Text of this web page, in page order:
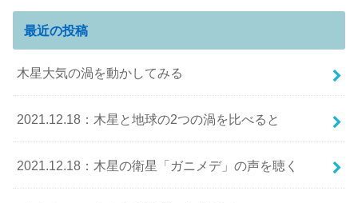
最近の投稿
木星大気の渦を動かしてみる
2021.12.18：木星と地球の2つの渦を比べると
2021.12.18：木星の衛星「ガニメデ」の声を聴く